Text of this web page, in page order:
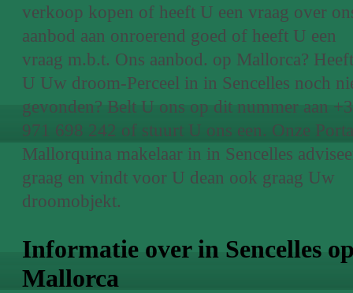
verkoop kopen of heeft U een vraag over
aanbod aan onroerend goed of heeft U een
vraag m.b.t. Ons aanbod. op Mallorca? Heeft
U Uw droom-Perceel in in Sencelles noch
gevonden? Belt U ons op dit nummer aan
971 698 242 of stuurt U ons een. Onze Porta
Mallorquina makelaar in in Sencelles
graag en vindt voor U dean ook graag Uw
droomobjekt.
Informatie over in Sencelles
Mallorca